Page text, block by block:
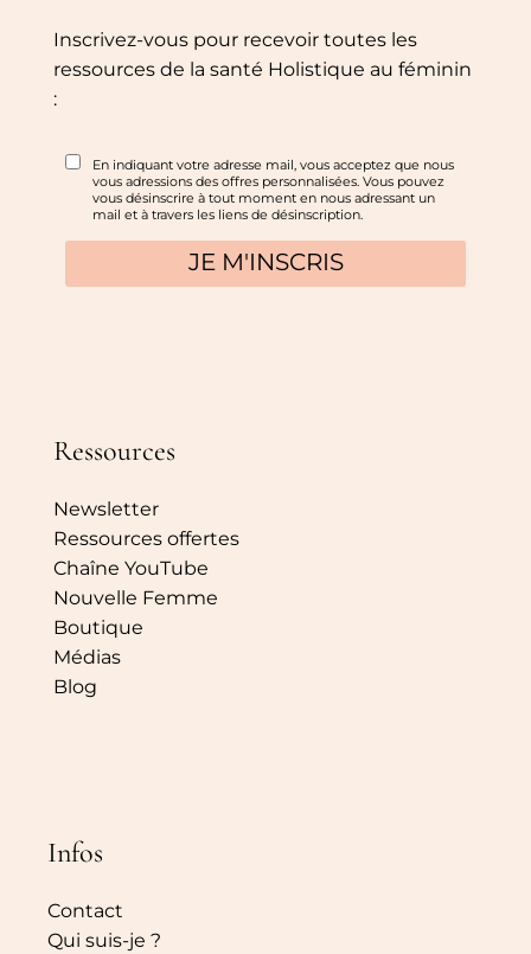
Inscrivez-vous pour recevoir toutes les
ressources de la santé Holistique au féminin
:
Ressources
Newsletter
Ressources offertes
Chaîne YouTube
Nouvelle Femme
Boutique
Médias
Blog
Infos
Contact
Qui suis-je ?